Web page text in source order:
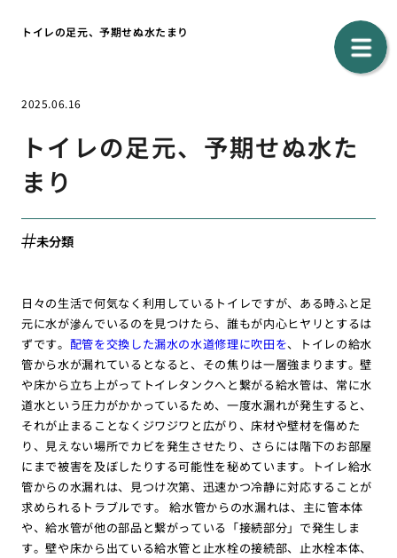
トイレの足元、予期せぬ水たまり
2025.06.16
トイレの足元、予期せぬ水た
まり
未分類
日々の生活で何気なく利用しているトイレですが、ある時ふと足
元に水が滲んでいるのを見つけたら、誰もが内心ヒヤリとするは
ずです。 配管を交換した漏水の水道修理に吹田を、トイレの給水
管から水が漏れているとなると、その焦りは一層強まります。壁
や床から立ち上がってトイレタンクへと繋がる給水管は、常に水
道水という圧力がかかっているため、一度水漏れが発生すると、
それが止まることなくジワジワと広がり、床材や壁材を傷めた
り、見えない場所でカビを発生させたり、さらには階下のお部屋
にまで被害を及ぼしたりする可能性を秘めています。トイレ給水
管からの水漏れは、見つけ次第、迅速かつ冷静に対応することが
求められるトラブルです。 給水管からの水漏れは、主に管本体
や、給水管が他の部品と繋がっている「接続部分」で発生しま
す。壁や床から出ている給水管と止水栓の接続部、止水栓本体、